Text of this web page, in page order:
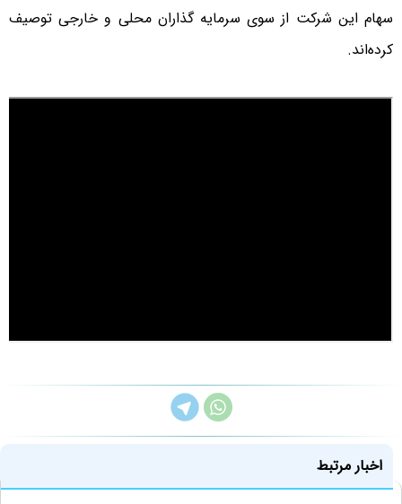
سهام این شرکت از سوی سرمایه گذاران محلی و خارجی توصیف
کرده‌اند.
اخبار مرتبط